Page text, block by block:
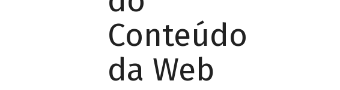
Conteúdo
da Web